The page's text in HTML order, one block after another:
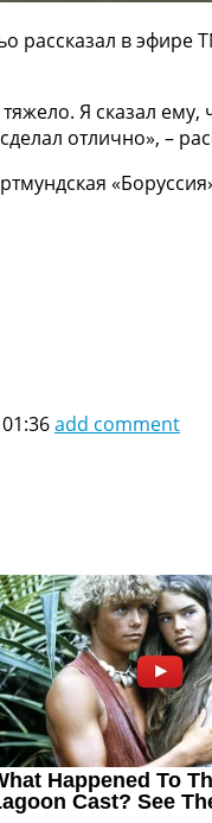
рассказал в эфире
Я сказал
отлично», –
add comment